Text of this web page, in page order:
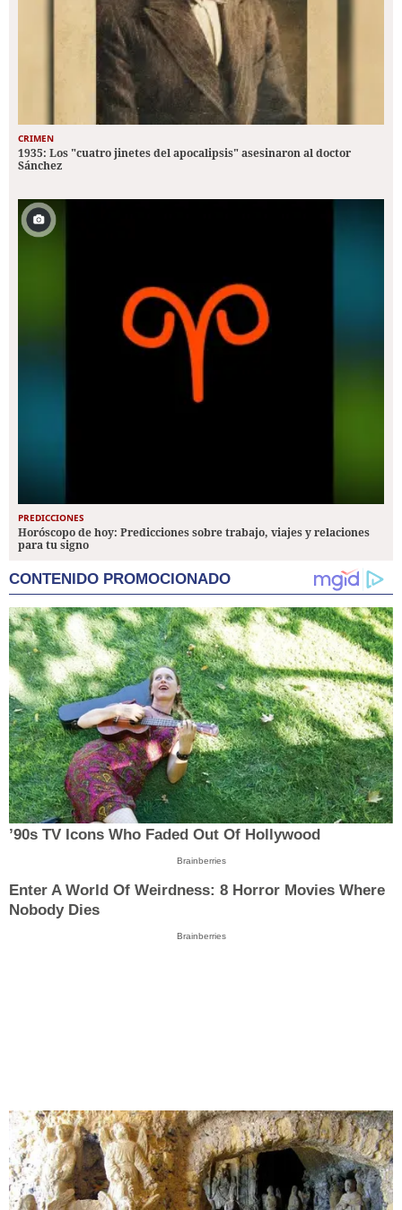
CRIMEN
1935: Los "cuatro jinetes del apocalipsis" asesinaron al doctor
Sánchez
PREDICCIONES
Horóscopo de hoy: Predicciones sobre trabajo, viajes y relaciones
para tu signo
CONTENIDO PROMOCIONADO
’90s TV Icons Who Faded Out Of Hollywood
Brainberries
Enter A World Of Weirdness: 8 Horror Movies Where
Nobody Dies
Brainberries